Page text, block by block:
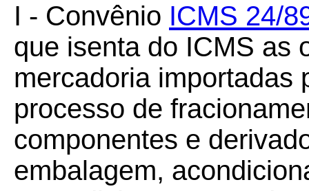
I - Convênio ICMS 24/
que isenta do ICMS as
mercadoria importadas
processo de
componentes e
embalagem,